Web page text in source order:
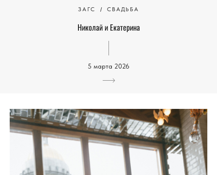
ЗАГС СВАДЬБА
Николай и Екатерина
5 марта 2026